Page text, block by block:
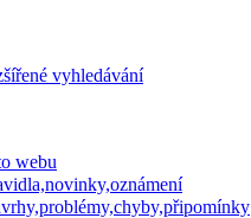
vyhledávání
webu